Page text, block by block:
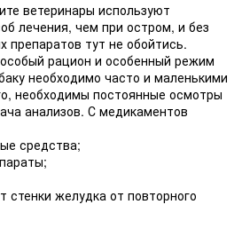
ветеринары используют
лечения, чем при остром, и без
препаратов тут не обойтись.
рацион и особенный режим
необходимо часто и маленькими
необходимы постоянные осмотры
анализов. С медикаментов
средства;
стенки желудка от повторного